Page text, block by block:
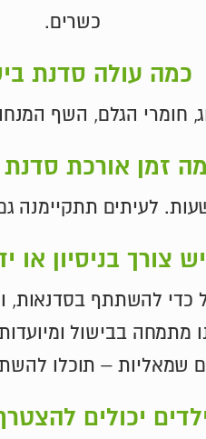
כשרים.
כמה עולה סדנת
הגלם, השף
זמן אורכת סדנת
לעיתים תתקיימנה
צורך בניסיון או
כדי להשתתף
מתמחה בבישול
שמאליות – תוכלו
יכולים